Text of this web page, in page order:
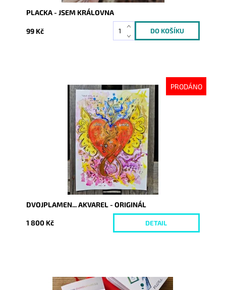
PLACKA - JSEM KRÁLOVNA
99 Kč
PRODÁNO
Vyprodáno
9382
DVOJPLAMEN... AKVAREL - ORIGINÁL
1 800 Kč DETAIL